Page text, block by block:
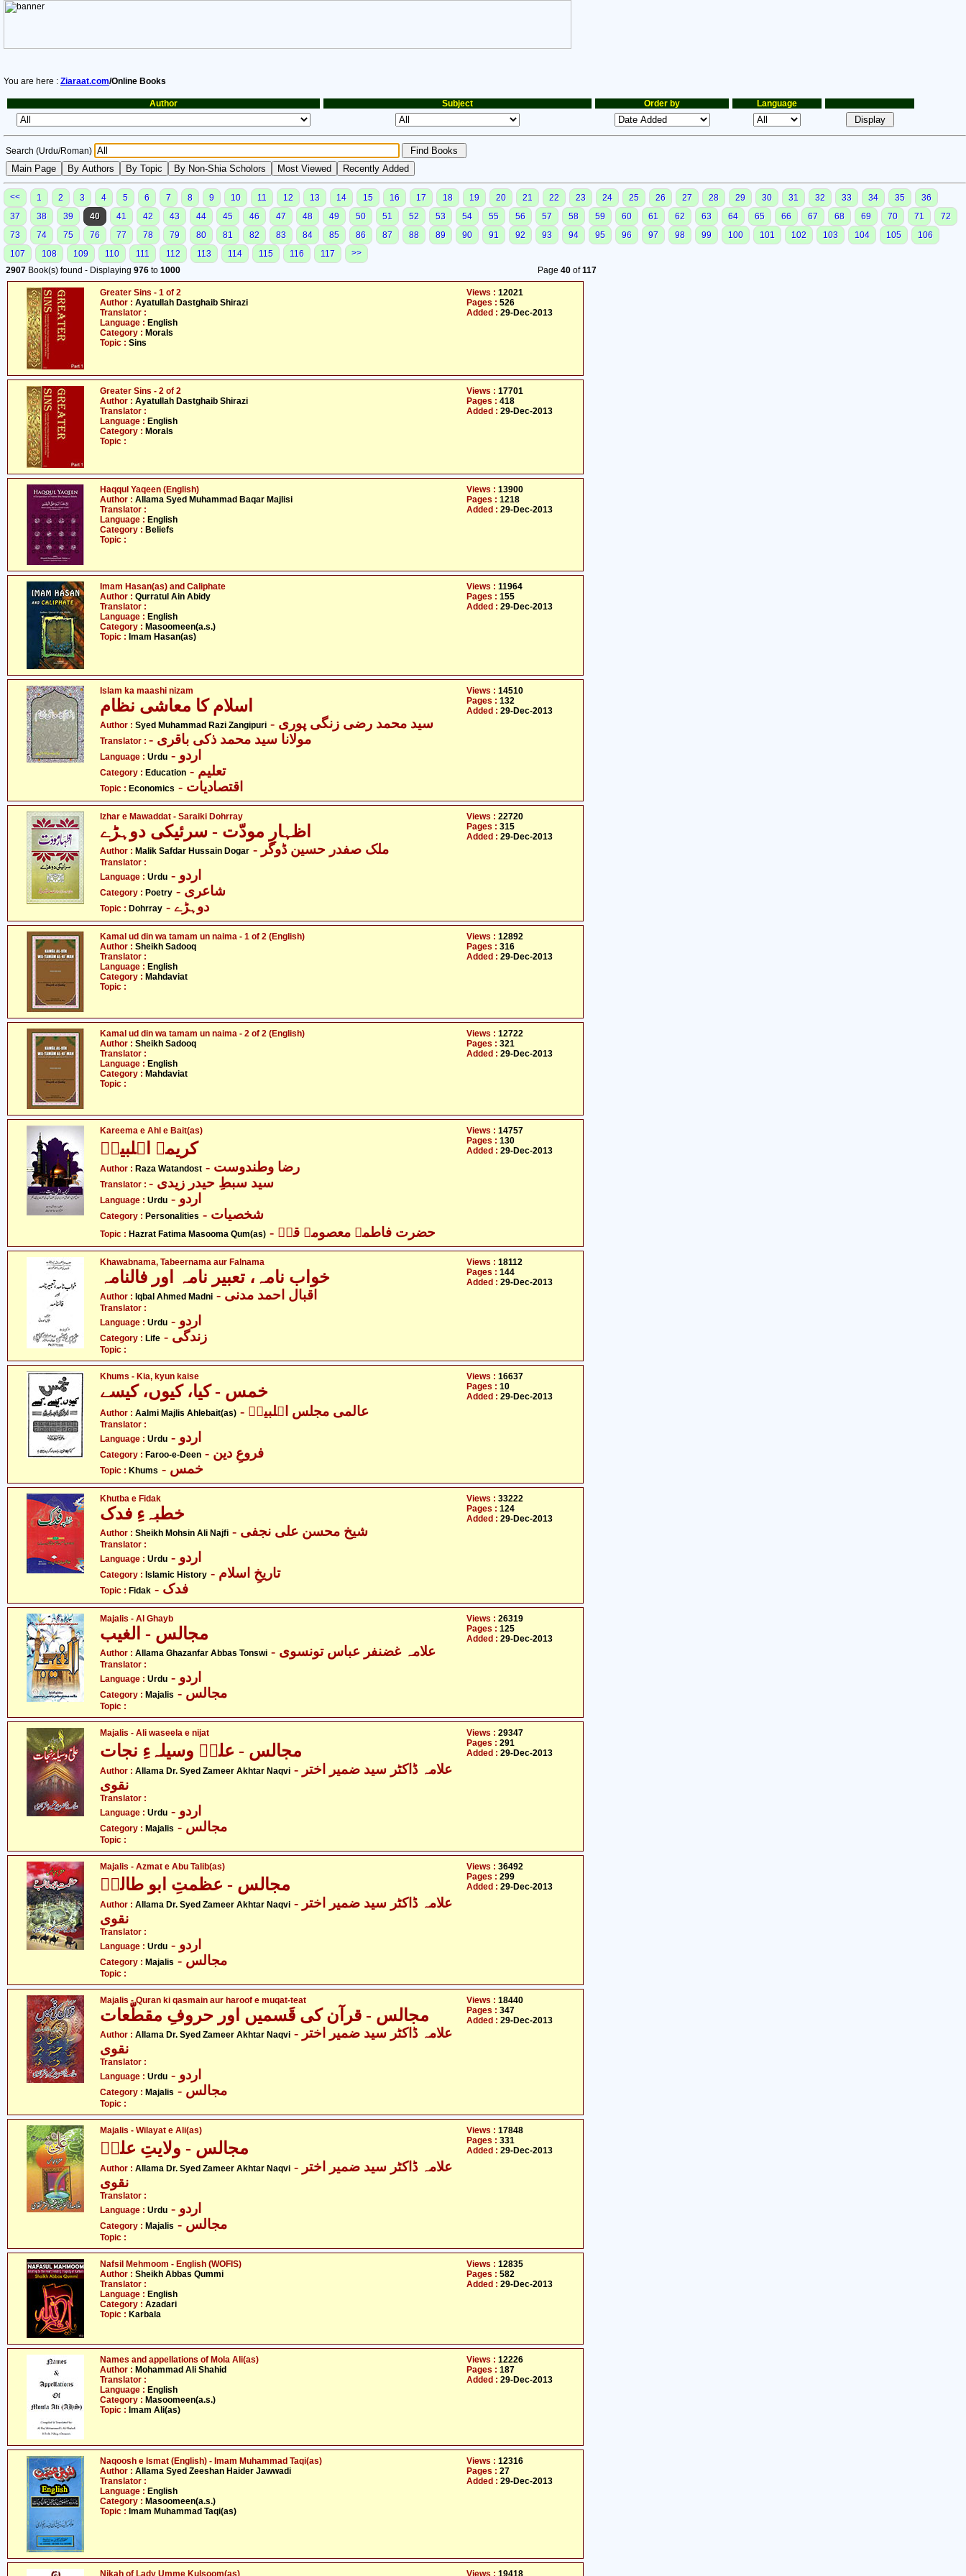
You are here : Ziaraat.com/Online Books
Author Subject Order by Language
Search (Urdu/Roman)
<< 1 2 3 4 5 6 7 8 9 10 11 12 13 14 15 16 17 18 19 20 21 22 23 24 25 26 27 28 29 30 31 32 33 34 35
36
37
38 39 40 41 42 43 44 45 46 47 48 49 50 51 52 53 54 55 56 57 58 59 60 61 62 63 64 65 66 67 68 69 70 71
72
73
74 75 76 77 78 79 80 81 82 83 84 85 86 87 88 89 90 91 92 93 94 95 96 97 98 99 100 101 102 103 104 105
106
107
108 109 110 111 112 113 114 115 116 117
>>
2907 Book(s) found - Displaying 976 to 1000 Page 40of117
Greater Sins - 1 of 2
Author : Ayatullah Dastghaib Shirazi
Translator :
Language : English
Category : Morals
Topic : Sins
Views : 12021
Pages : 526
Added : 29-Dec-2013
Greater Sins - 2 of 2
Author : Ayatullah Dastghaib Shirazi
Translator :
Language : English
Category : Morals
Topic :
Views : 17701
Pages : 418
Added : 29-Dec-2013
Haqqul Yaqeen (English)
Author : Allama Syed Muhammad Baqar Majlisi
Translator :
Language : English
Category : Beliefs
Topic :
Views : 13900
Pages : 1218
Added : 29-Dec-2013
Imam Hasan(as) and Caliphate
Author : Qurratul Ain Abidy
Translator :
Language : English
Category : Masoomeen(a.s.)
Topic : Imam Hasan(as)
Views : 11964
Pages : 155
Added : 29-Dec-2013
Islam ka maashi nizam
اسلام کا معاشی نظام
Author : Syed Muhammad Razi Zangipuri - سید محمد رضی زنگی پوری
Translator : - مولانا سید محمد ذکی باقری
Language : Urdu - اردو
Category : Education - تعلیم
Topic : Economics - اقتصادیات
Views : 14510
Pages : 132
Added : 29-Dec-2013
Izhar e Mawaddat - Saraiki Dohrray
اظہارِ مودّت - سرئیکی دوہڑے
Author : Malik Safdar Hussain Dogar - ملک صفدر حسین ڈوگر
Translator :
Language : Urdu - اردو
Category : Poetry - شاعری
Topic : Dohrray - دوہڑے
Views : 22720
Pages : 315
Added : 29-Dec-2013
Kamal ud din wa tamam un naima - 1 of 2 (English)
Author : Sheikh Sadooq
Translator :
Language : English
Category : Mahdaviat
Topic :
Views : 12892
Pages : 316
Added : 29-Dec-2013
Kamal ud din wa tamam un naima - 2 of 2 (English)
Author : Sheikh Sadooq
Translator :
Language : English
Category : Mahdaviat
Topic :
Views : 12722
Pages : 321
Added : 29-Dec-2013
Kareema e Ahl e Bait(as)
کریمہ اہلبیتؑ
Author : Raza Watandost - رضا وطندوست
Translator : - سید سبطِ حیدر زیدی
Language : Urdu - اردو
Category : Personalities - شخصیات
Topic : Hazrat Fatima Masooma Qum(as) - حضرت فاطمہ معصومہ قمؑ
Views : 14757
Pages : 130
Added : 29-Dec-2013
Khawabnama, Tabeernama aur Falnama
خواب نامہ، تعبیر نامہ اور فالنامہ
Author : Iqbal Ahmed Madni - اقبال احمد مدنی
Translator :
Language : Urdu - اردو
Category : Life - زندگی
Topic :
Views : 18112
Pages : 144
Added : 29-Dec-2013
Khums - Kia, kyun kaise
خمس - کیا، کیوں، کیسے
Author : Aalmi Majlis Ahlebait(as) - عالمی مجلس اہلبیتؑ
Translator :
Language : Urdu - اردو
Category : Faroo-e-Deen - فروعِ دین
Topic : Khums - خمس
Views : 16637
Pages : 10
Added : 29-Dec-2013
Khutba e Fidak
خطبہءِ فدک
Author : Sheikh Mohsin Ali Najfi - شیخ محسن علی نجفی
Translator :
Language : Urdu - اردو
Category : Islamic History - تاریخِ اسلام
Topic : Fidak - فدک
Views : 33222
Pages : 124
Added : 29-Dec-2013
Majalis - Al Ghayb
مجالس - الغیب
Author : Allama Ghazanfar Abbas Tonswi - علامہ غضنفر عباس تونسوی
Translator :
Language : Urdu - اردو
Category : Majalis - مجالس
Topic :
Views : 26319
Pages : 125
Added : 29-Dec-2013
Majalis - Ali waseela e nijat
مجالس - علیؑ وسیلہءِ نجات
Author : Allama Dr. Syed Zameer Akhtar Naqvi - علامہ ڈاکٹر سید ضمیر اختر
نقوی
Translator :
Language : Urdu - اردو
Category : Majalis - مجالس
Topic :
Views : 29347
Pages : 291
Added : 29-Dec-2013
Majalis - Azmat e Abu Talib(as)
مجالس - عظمتِ ابو طالبؑ
Author : Allama Dr. Syed Zameer Akhtar Naqvi - علامہ ڈاکٹر سید ضمیر اختر
نقوی
Translator :
Language : Urdu - اردو
Category : Majalis - مجالس
Topic :
Views : 36492
Pages : 299
Added : 29-Dec-2013
Majalis - Quran ki qasmain aur haroof e muqat-teat
مجالس - قرآن کی قَسمیں اور حروفِ مقطّعات
Author : Allama Dr. Syed Zameer Akhtar Naqvi - علامہ ڈاکٹر سید ضمیر اختر
نقوی
Translator :
Language : Urdu - اردو
Category : Majalis - مجالس
Topic :
Views : 18440
Pages : 347
Added : 29-Dec-2013
Majalis - Wilayat e Ali(as)
مجالس - ولایتِ علیؑ
Author : Allama Dr. Syed Zameer Akhtar Naqvi - علامہ ڈاکٹر سید ضمیر اختر
نقوی
Translator :
Language : Urdu - اردو
Category : Majalis - مجالس
Topic :
Views : 17848
Pages : 331
Added : 29-Dec-2013
Nafsil Mehmoom - English (WOFIS)
Author : Sheikh Abbas Qummi
Translator :
Language : English
Category : Azadari
Topic : Karbala
Views : 12835
Pages : 582
Added : 29-Dec-2013
Names and appellations of Mola Ali(as)
Author : Mohammad Ali Shahid
Translator :
Language : English
Category : Masoomeen(a.s.)
Topic : Imam Ali(as)
Views : 12226
Pages : 187
Added : 29-Dec-2013
Naqoosh e Ismat (English) - Imam Muhammad Taqi(as)
Author : Allama Syed Zeeshan Haider Jawwadi
Translator :
Language : English
Category : Masoomeen(a.s.)
Topic : Imam Muhammad Taqi(as)
Views : 12316
Pages : 27
Added : 29-Dec-2013
Nikah of Lady Umme Kulsoom(as) Views : 19418